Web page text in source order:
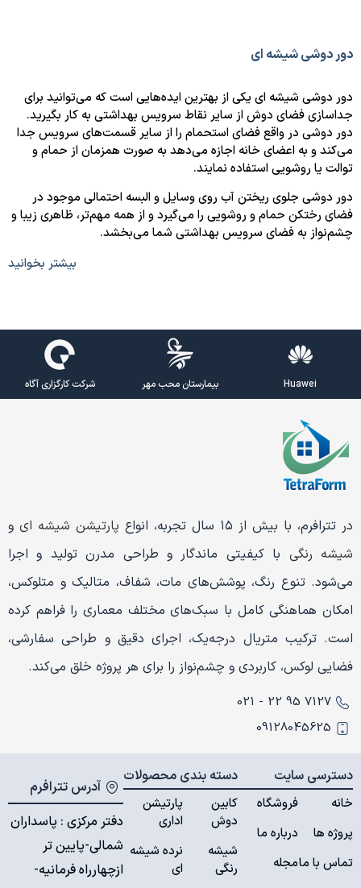
دور دوشی شیشه ای​
دور دوشی شیشه ای یکی از بهترین ایده‌هایی است که می‌توانید برای
جداسازی فضای دوش از سایر نقاط سرویس بهداشتی به کار بگیرید.
دور دوشی در واقع فضای استحمام را از سایر قسمت‌های سرویس جدا
می‌کند و به اعضای خانه اجازه می‌دهد به صورت همزمان از حمام و
توالت یا روشویی استفاده نمایند.
دور دوشی جلوی ریختن آب روی وسایل و البسه احتمالی موجود در
فضای رختکن حمام و روشویی را می‌گیرد و از همه مهم‌تر، ظاهری زیبا و
چشم‌نواز به فضای سرویس بهداشتی شما می‌بخشد.
بیشتر بخوانید
شرکت کارگزاری آگاه بیمارستان محب مهر Huawei
در تترافرم، با بیش از ۱۵ سال تجربه، انواع پارتیشن شیشه ای و
شیشه رنگی با کیفیتی ماندگار و طراحی مدرن تولید و اجرا
می‌شود. تنوع رنگ، پوشش‌های مات، شفاف، متالیک و متلوکس،
امکان هماهنگی کامل با سبک‌های مختلف معماری را فراهم کرده
است. ترکیب متریال درجه‌یک، اجرای دقیق و طراحی سفارشی،
فضایی لوکس، کاربردی و چشم‌نواز را برای هر پروژه خلق می‌کند.
7127 95 22 - 021
09128045625
دسترسی سایت
خانه
پروژه ها
تماس با ما
فروشگاه
درباره ما
مجله
دسته بندی محصولات
کابین
دوش
شیشه
رنگی
پارتیشن
اداری
نرده شیشه
ای
آدرس تترافرم
دفتر مرکزی : پاسداران
شمالی-پایین تر
ازچهارراه فرمانیه-